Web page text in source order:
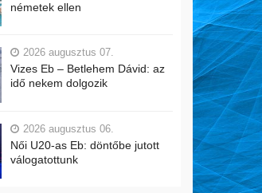
németek ellen
2026 augusztus 07.
Vizes Eb – Betlehem Dávid: az
idő nekem dolgozik
2026 augusztus 06.
Női U20-as Eb: döntőbe jutott
válogatottunk